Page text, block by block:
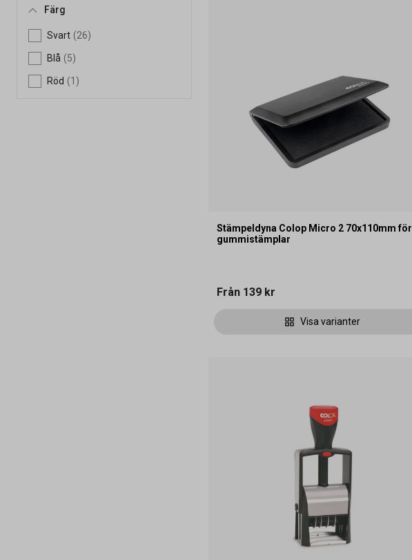
Färg
Svart (26)
Blå (5)
Röd (1)
Stämpeldyna Colop Micro 2 70x110mm för
gummistämplar
Från 139 kr
Visa varianter